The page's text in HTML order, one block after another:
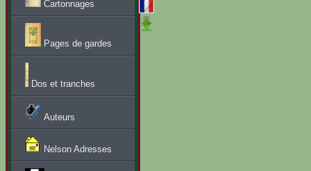
Cartonnages
Pages de gardes
Dos et tranches
Auteurs
Nelson Adresses